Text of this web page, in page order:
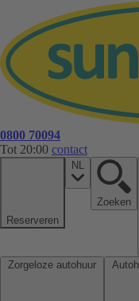
0800 70094
Tot 20:00 contact
Reserveren
NL
Zoeken